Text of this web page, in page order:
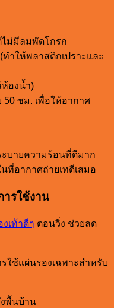
ไม่มีลมพัดโกรก
ำให้พลาสติกเปราะและ
ห้องน้ำ)
ซม. เพื่อให้อากาศ
ะบายความร้อนที่ดีมาก
ที่อากาศถ่ายเทดีเสมอ
ารใช้งาน
งเท้าดีๆ ตอนวิ่ง ช่วยลด
ช้แผ่นรองเฉพาะสำหรับ
พื้นบ้าน